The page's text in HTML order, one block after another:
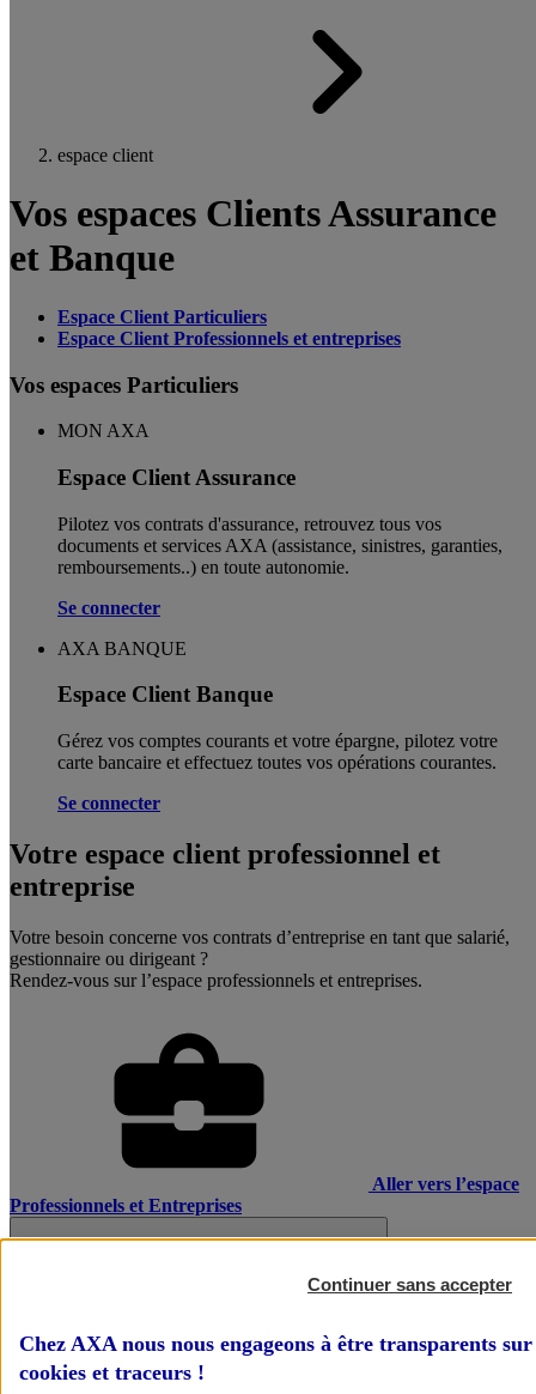
espace client
Vos espaces Clients Assurance
et Banque
Espace Client Particuliers
Espace Client Professionnels et entreprises
Vos espaces Particuliers
MON AXA
Espace Client Assurance
Pilotez vos contrats d'assurance, retrouvez tous vos
documents et services AXA (assistance, sinistres, garanties,
remboursements..) en toute autonomie. ​
Se connecter
AXA BANQUE
Espace Client Banque
Gérez vos comptes courants et votre épargne, pilotez votre
carte bancaire et effectuez toutes vos opérations courantes.
Se connecter
Votre espace client professionnel et
entreprise
Votre besoin concerne vos contrats d’entreprise en tant que salarié,
gestionnaire ou dirigeant ?
Rendez-vous sur l’espace professionnels et entreprises.
Aller vers l’espace
Professionnels et Entreprises
Continuer sans accepter
Chez AXA nous nous engageons à être transparents
cookies et traceurs !